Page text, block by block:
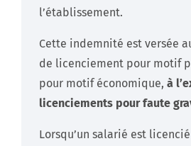
l’établissement.
Cette indemnité est versée
de licenciement pour motif
pour motif économique, à
licenciements pour faute
Lorsqu’un salarié est